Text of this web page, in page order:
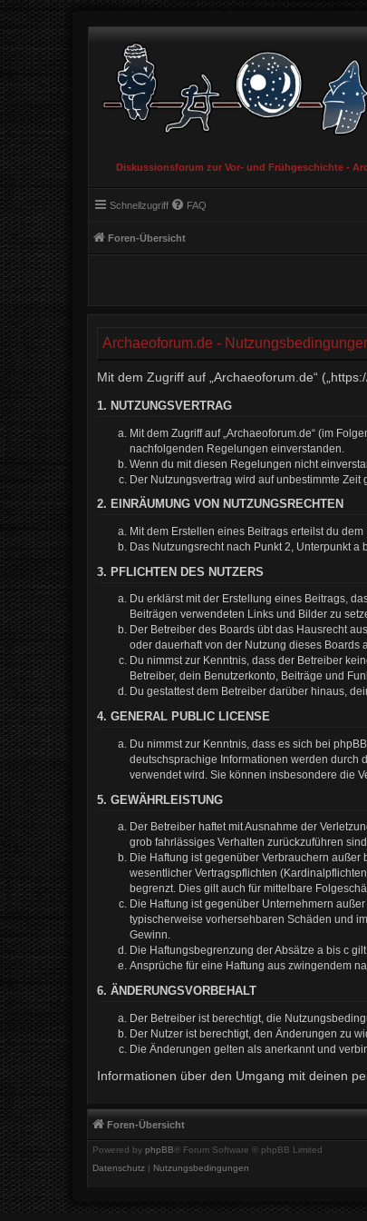
Diskussionsforum zur Vor- und Frühgeschichte -
Schnellzugriff FAQ
Foren-Übersicht
Archaeoforum.de -
Mit dem Zugriff auf „Archaeoforum.de“
1. NUTZUNGSVERTRAG
Mit dem Zugriff auf „Archaeoforum.de“ (im
nachfolgenden Regelungen einverstanden.
Wenn du mit diesen Regelungen nicht
Der Nutzungsvertrag wird auf unbestimmte
2. EINRÄUMUNG VON NUTZUNGSRECHTEN
Mit dem Erstellen eines Beitrags erteilst du
Das Nutzungsrecht nach Punkt 2, Unterpunkt
3. PFLICHTEN DES NUTZERS
Du erklärst mit der Erstellung eines Beitrags,
Beiträgen verwendeten Links und Bilder zu
Der Betreiber des Boards übt das Hausrecht
oder dauerhaft von der Nutzung dieses
Du nimmst zur Kenntnis, dass der Betreiber
Betreiber, dein Benutzerkonto, Beiträge und
Du gestattest dem Betreiber darüber hinaus,
4. GENERAL PUBLIC LICENSE
Du nimmst zur Kenntnis, dass es sich bei phpBB
deutschsprachige Informationen werden durch
verwendet wird. Sie können insbesondere die
5. GEWÄHRLEISTUNG
Der Betreiber haftet mit Ausnahme der
grob fahrlässiges Verhalten zurückzuführen
Die Haftung ist gegenüber Verbrauchern
wesentlicher Vertragspflichten
begrenzt. Dies gilt auch für mittelbare
Die Haftung ist gegenüber Unternehmern
typischerweise vorhersehbaren Schäden und
Gewinn.
Die Haftungsbegrenzung der Absätze a bis c
Ansprüche für eine Haftung aus zwingendem
6. ÄNDERUNGSVORBEHALT
Der Betreiber ist berechtigt, die
Der Nutzer ist berechtigt, den Änderungen zu
Die Änderungen gelten als anerkannt und
Informationen über den Umgang mit deinen
Foren-Übersicht
Powered by phpBB® Forum Software © phpBB Limited
Datenschutz | Nutzungsbedingungen